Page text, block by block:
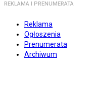
REKLAMA I PRENUMERATA
Reklama
Ogłoszenia
Prenumerata
Archiwum